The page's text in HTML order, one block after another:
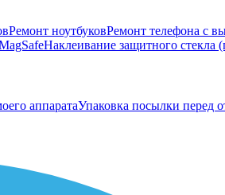
Ремонт ноутбуковРемонт телефона с
Наклеивание защитного стекла
аппаратаУпаковка посылки перед